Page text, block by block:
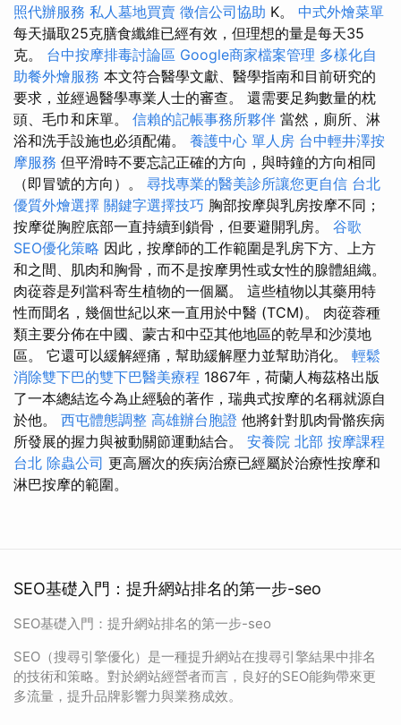
照代辦服務 私人墓地買賣 徵信公司協助 K。 中式外燴菜單
每天攝取25克膳食纖維已經有效，但理想的量是每天35
克。 台中按摩排毒討論區 Google商家檔案管理 多樣化自
助餐外燴服務 本文符合醫學文獻、醫學指南和目前研究的
要求，並經過醫學專業人士的審查。 還需要足夠數量的枕
頭、毛巾和床單。 信賴的記帳事務所夥伴 當然，廁所、淋
浴和洗手設施也必須配備。 養護中心 單人房 台中輕井澤按
摩服務 但平滑時不要忘記正確的方向，與時鐘的方向相同
（即冒號的方向）。 尋找專業的醫美診所讓您更自信 台北
優質外燴選擇 關鍵字選擇技巧 胸部按摩與乳房按摩不同；
按摩從胸腔底部一直持續到鎖骨，但要避開乳房。 谷歌
SEO優化策略 因此，按摩師的工作範圍是乳房下方、上方
和之間、肌肉和胸骨，而不是按摩男性或女性的腺體組織。
肉蓯蓉是列當科寄生植物的一個屬。 這些植物以其藥用特
性而聞名，幾個世紀以來一直用於中醫 (TCM)。 肉蓯蓉種
類主要分佈在中國、蒙古和中亞其他地區的乾旱和沙漠地
區。 它還可以緩解經痛，幫助緩解壓力並幫助消化。 輕鬆
消除雙下巴的雙下巴醫美療程 1867年，荷蘭人梅茲格出版
了一本總結迄今為止經驗的著作，瑞典式按摩的名稱就源自
於他。 西屯體態調整 高雄辦台胞證 他將針對肌肉骨骼疾病
所發展的握力與被動關節運動結合。 安養院 北部 按摩課程
台北 除蟲公司 更高層次的疾病治療已經屬於治療性按摩和
淋巴按摩的範圍。
SEO基礎入門：提升網站排名的第一步-seo
SEO基礎入門：提升網站排名的第一步-seo
SEO（搜尋引擎優化）是一種提升網站在搜尋引擎結果中排名
的技術和策略。對於網站經營者而言，良好的SEO能夠帶來更
多流量，提升品牌影響力與業務成效。